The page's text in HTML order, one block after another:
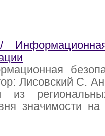
Лисовский С.
из
значимости